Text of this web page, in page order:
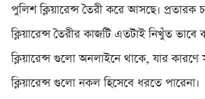
পুলিশ ক্লিয়ারেন্স তৈরী করে আসছে।
ক্লিয়ারেন্স তৈরীর কাজটি এতটাই নিখুঁত
ক্লিয়ারেন্স গুলো অনলাইনে থাকে, যার
ক্লিয়ারেন্স গুলো নকল হিসেবে ধরতে পারেনা।